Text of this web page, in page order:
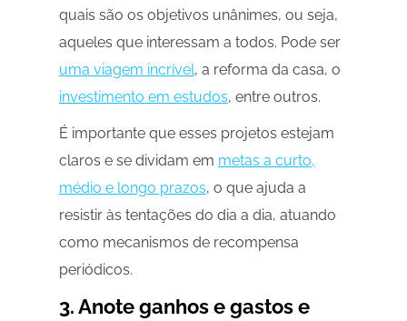
quais são os objetivos unânimes, ou seja,
aqueles que interessam a todos. Pode ser
uma viagem incrível, a reforma da casa, o
investimento em estudos, entre outros.
É importante que esses projetos estejam
claros e se dividam em metas a curto,
médio e longo prazos, o que ajuda a
resistir às tentações do dia a dia, atuando
como mecanismos de recompensa
periódicos.
3. Anote ganhos e gastos e